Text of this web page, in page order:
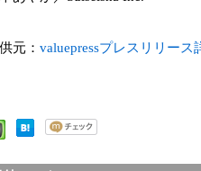
元： valuepressプレスリリース